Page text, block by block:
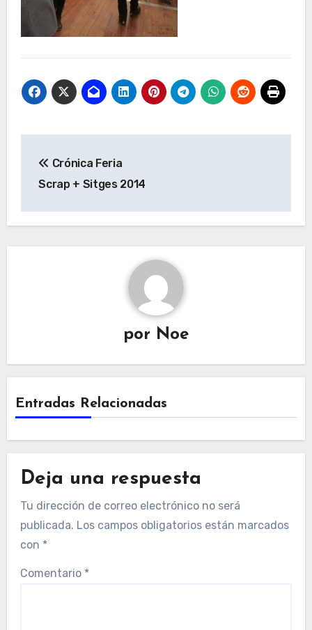
de
Crónica Feria
Scrap + Sitges 2014
por Noe
Entradas Relacionadas
Deja una respuesta
Tu dirección de correo electrónico no será
publicada. Los campos obligatorios están marcados
con *
Comentario *